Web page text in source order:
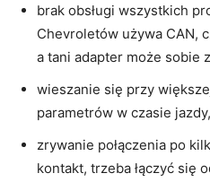
brak obsługi wszystkich
Chevroletów używa CAN,
a tani adapter może sobie
wieszanie się przy
parametrów w czasie
zrywanie połączenia po
kontakt, trzeba łączyć się